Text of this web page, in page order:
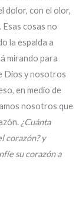
dolor, con el olor,
cosas no
la espalda a
mirando para
Dios y nosotros
en medio de
nosotros que
¿Cuánta
corazón? y
su corazón a